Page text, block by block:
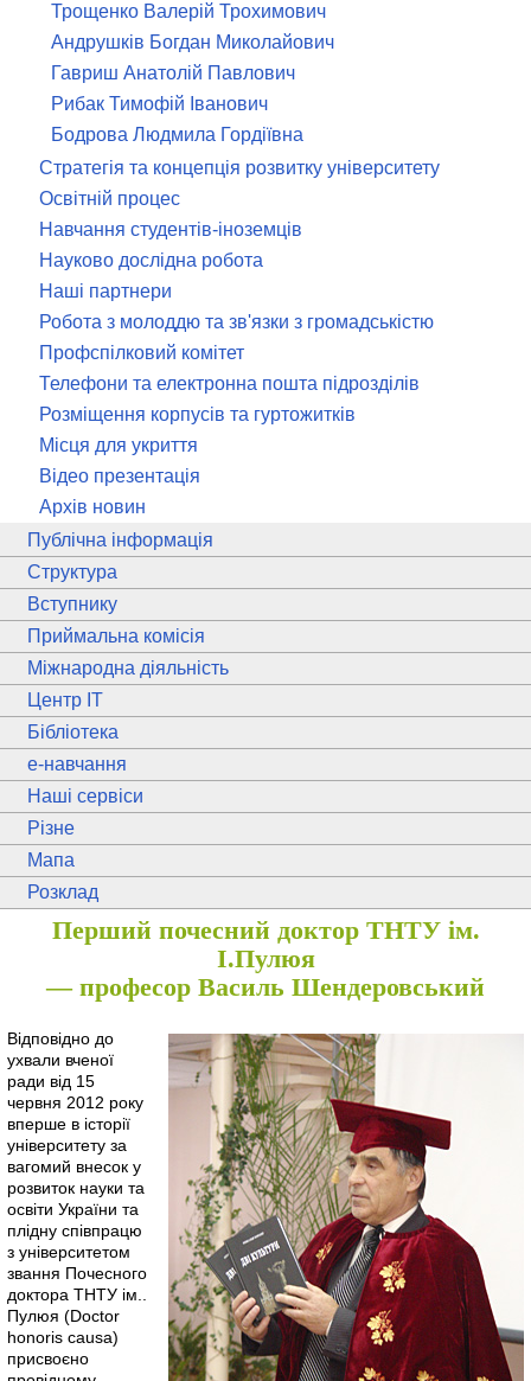
Трощенко Валерій Трохимович
Андрушків Богдан Миколайович
Гавриш Анатолій Павлович
Рибак Тимофій Іванович
Бодрова Людмила Гордіївна
Стратегія та концепція розвитку університету
Освітній процес
Навчання студентів-іноземців
Науково дослідна робота
Наші партнери
Робота з молоддю та зв'язки з громадськістю
Профспілковий комітет
Телефони та електронна пошта підрозділів
Розміщення корпусів та гуртожитків
Місця для укриття
Відео презентація
Архів новин
Публічна інформація
Структура
Вступнику
Приймальна комісія
Міжнародна діяльність
Центр ІТ
Бібліотека
e-навчання
Наші сервіси
Різне
Мапа
Розклад
Перший почесний доктор ТНТУ ім.
І.Пулюя
— професор Василь Шендеровський
Відповідно до
ухвали вченої
ради від 15
червня 2012 року
вперше в історії
університету за
вагомий внесок у
розвиток науки та
освіти України та
плідну співпрацю
з університетом
звання Почесного
доктора ТНТУ ім..
Пулюя (Doctor
honoris causa)
присвоєно